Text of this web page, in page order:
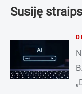
Susiję